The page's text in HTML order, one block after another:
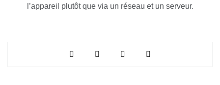
l’appareil plutôt que via un réseau et un serveur.